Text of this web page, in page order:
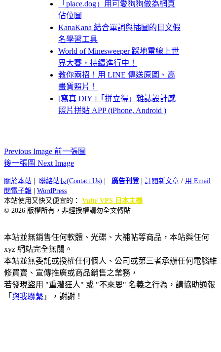
「place.dog」用可愛狗狗做為網頁
佔位圖
KanaKana 結合單詞與插圖的日文假
名學習工具
World of Minesweeper 踩地雷線上世
界大賽，持續進行中！
教你兩招！用 LINE 傳送原圖、高
畫質照片！
[寫真 DIY ]「拼立得」雜誌設計感
照片拼貼 APP (iPhone, Android )
Previous Image 前一張圖
後一張圖 Next Image
關於本站 聯絡站長(Contact Us) 廣告刊登| 訂閱新文章 / 用 Email
閱電子報
WordPress
本站使用又快又便宜的： Vultr VPS 日本主機
© 2026 版權所有，非經授權請勿全文轉貼
本站並無銷售任何軟體、光碟、大補帖等商品，本站與任何
xyz 網站完全無關。
本站並無委託或授權任何個人、公司或第三者承辦任何電腦維
修買賣、宣傳推廣或商品銷售之業務，
若發現盜用 "重灌狂人" 或 "不來恩" 名義之行為，請協助通報
「 與我聯繫 」，謝謝！